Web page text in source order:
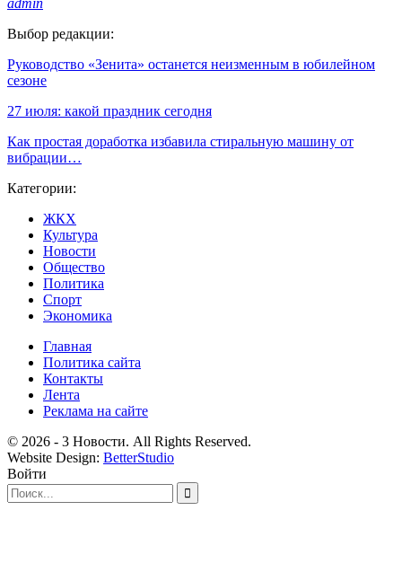
Выбор редакции:
Руководство «Зенита» останется неизменным в юбилейном
сезоне
27 июля: какой праздник сегодня
Как простая доработка избавила стиральную машину от
вибрации…
Категории:
ЖКХ
Культура
Новости
Общество
Политика
Спорт
Экономика
Главная
Политика сайта
Контакты
Лента
Реклама на сайте
© 2026 - 3 Новости. All Rights Reserved.
Website Design: BetterStudio
Войти